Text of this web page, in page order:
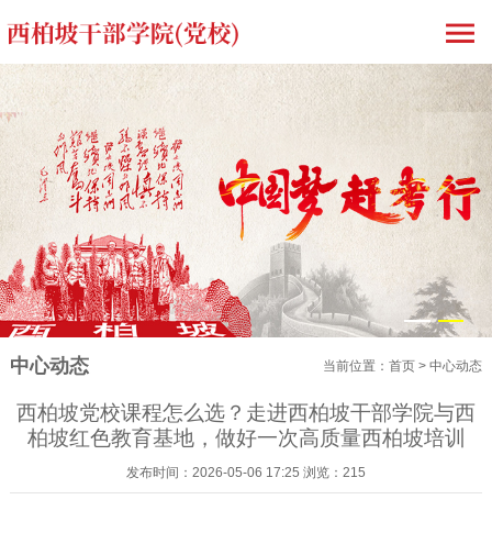
1 2
中心动态 当前位置：首页 >中心动态
西柏坡党校课程怎么选？走进西柏坡干部学院与西
柏坡红色教育基地，做好一次高质量西柏坡培训
发布时间：2026-05-06 17:25 浏览：215